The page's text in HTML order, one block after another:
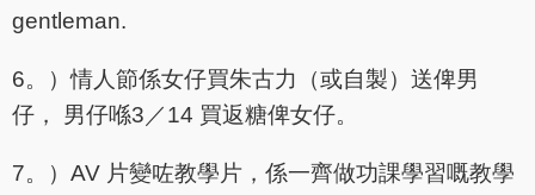
gentleman.
6。）情人節係女仔買朱古力（或自製）送俾男
仔， 男仔喺3／14 買返糖俾女仔。
7。）AV 片變咗教學片，係一齊做功課學習嘅教學